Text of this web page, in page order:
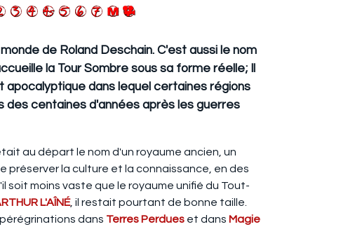
de Roland Deschain. C'est aussi le nom
la Tour Sombre sous sa forme réelle; Il
apocalyptique dans lequel certaines régions
des centaines d'années après les guerres
au départ le nom d'un royaume ancien, un
préserver la culture et la connaissance, en des
soit moins vaste que le royaume unifié du Tout-
L'AÎNÉ, il restait pourtant de bonne taille.
dans Terres Perdues et dans Magie